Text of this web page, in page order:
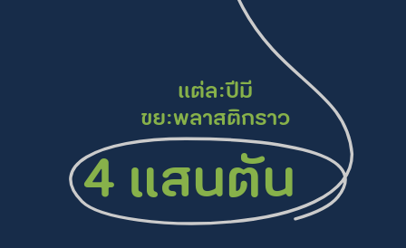
แต่ละปีมี
ขยะพลาสติกราว
4 แสนตัน